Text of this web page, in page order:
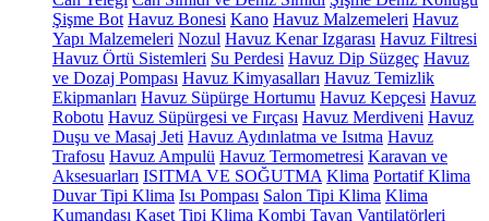
Şişme Bot Havuz Bonesi Kano Havuz Malzemeleri Havuz
Yapı Malzemeleri Nozul Havuz Kenar Izgarası Havuz Filtresi
Havuz Örtü Sistemleri Su Perdesi Havuz Dip Süzgeç Havuz
ve Dozaj Pompası Havuz Kimyasalları Havuz Temizlik
Ekipmanları Havuz Süpürge Hortumu Havuz Kepçesi Havuz
Robotu Havuz Süpürgesi ve Fırçası Havuz Merdiveni Havuz
Duşu ve Masaj Jeti Havuz Aydınlatma ve Isıtma Havuz
Trafosu Havuz Ampulü Havuz Termometresi Karavan ve
Aksesuarları ISITMA VE SOĞUTMA Klima Portatif Klima
Duvar Tipi Klima Isı Pompası Salon Tipi Klima Klima
Kumandası Kaset Tipi Klima Kombi Tavan Vantilatörleri